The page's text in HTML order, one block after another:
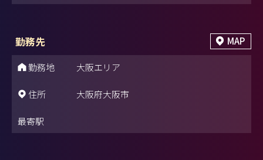
勤務先 MAP
勤務地 大阪エリア
住所 大阪府大阪市
最寄駅